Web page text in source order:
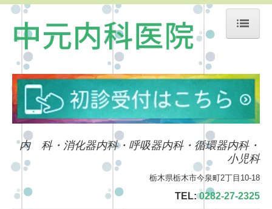
ホーム
院長紹介
診療のご案内
内 科・消化器内科・ 呼吸器内科・ 循環器内科・
小児科
栃木県栃木市今泉町2丁目10-18
TEL:0282-27-2325